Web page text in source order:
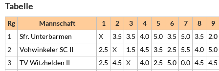
Tabelle
Rg Mannschaft 1 2 3 4 5 6 7 8
9
1
Sfr. Unterbarmen X 3.5 3.5 4.0 5.0 3.5 5.0 3.5
2.0
2
Vohwinkeler SC II 2.5 X 1.5 4.5 3.5 2.5 5.5 4.0 5.0
3
TV Witzhelden II 2.5 4.5 X 4.0 2.5 5.0 0.0 4.5 4.5